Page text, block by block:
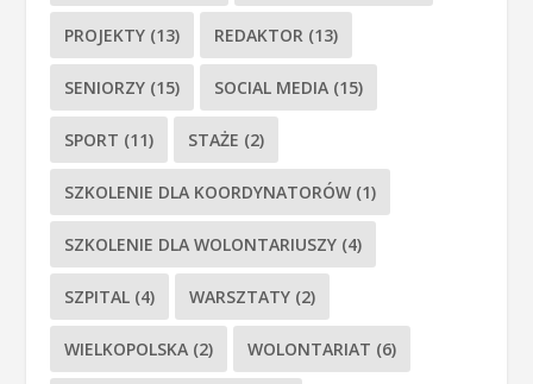
PROJEKTY (13) REDAKTOR (13)
SENIORZY (15) SOCIAL MEDIA (15)
SPORT (11) STAŻE (2)
SZKOLENIE DLA KOORDYNATORÓW (1)
SZKOLENIE DLA WOLONTARIUSZY (4)
SZPITAL (4) WARSZTATY (2)
WIELKOPOLSKA (2) WOLONTARIAT (6)